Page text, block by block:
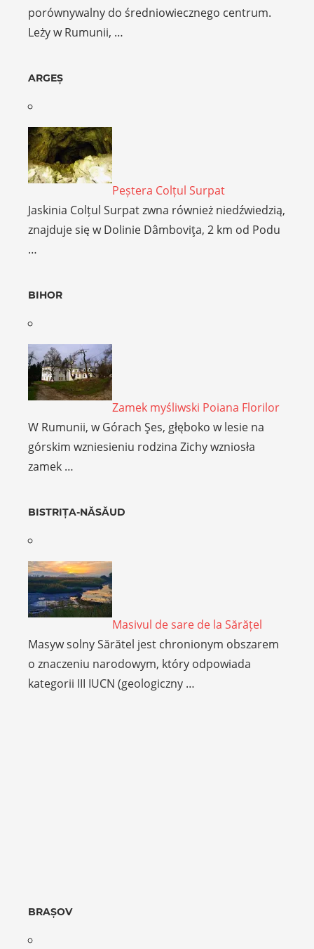
porównywalny do średniowiecznego centrum.
Leży w Rumunii, …
ARGEȘ
Peștera Colțul Surpat
Jaskinia Colțul Surpat zwna również niedźwiedzią,
znajduje się w Dolinie Dâmboviţa, 2 km od Podu
…
BIHOR
Zamek myśliwski Poiana Florilor
W Rumunii, w Górach Şes, głęboko w lesie na
górskim wzniesieniu rodzina Zichy wzniosła
zamek …
BISTRIȚA-NĂSĂUD
Masivul de sare de la Sărățel
Masyw solny Sărătel jest chronionym obszarem
o znaczeniu narodowym, który odpowiada
kategorii III IUCN (geologiczny …
BRAȘOV